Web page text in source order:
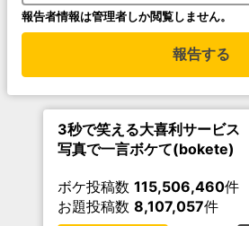
報告者情報は管理者しか閲覧しません。
報告する
3秒で笑える大喜利サービス
写真で一言ボケて(bokete)
ボケ投稿数 115,506,460件
お題投稿数 8,107,057件